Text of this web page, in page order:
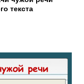
текста